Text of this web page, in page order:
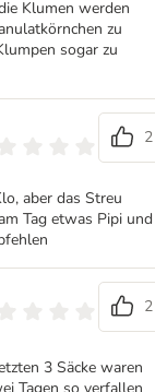
Klumen werden
zu
sogar zu
2
aber das Streu
Tag etwas Pipi und
2
3 Säcke waren